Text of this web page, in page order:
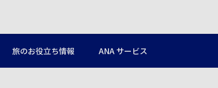
旅のお役立ち情報 ANA サービス